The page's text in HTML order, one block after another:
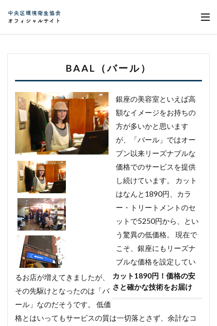
BAAL（バール）
カット1890円！価格の安
さと確かな技術をお届け
銀座の美容室といえば高
額なイメージをお持ちの
方が多いかと思います
が、「バール」ではオー
プン以来リーズナブルな
価格でのサービスを提供
し続けています。 カット
はなんと1890円、カラ
ー・トリートメントのセ
ットで5250円から、とい
う驚異の低価格。 現在で
こそ、銀座にもリーズナ
ブルな価格を設定してい
るお店が増えてきましたが、
その先駆けとなったのは「バ
ール」なのだそうです。 低価
格とはいってもサービスの質は一切落とさず、余計なコ